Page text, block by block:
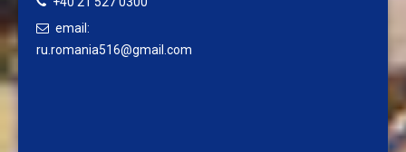
email:
ru.romania516@gmail.com